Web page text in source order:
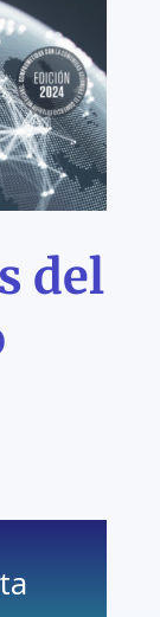
del